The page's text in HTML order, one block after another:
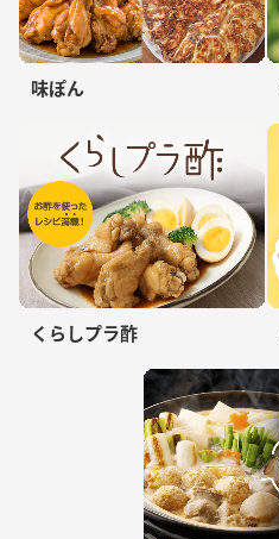
味ぽん
くらしプラ酢